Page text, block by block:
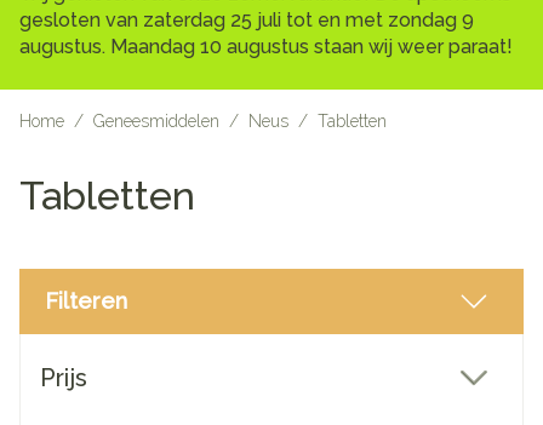
gesloten van zaterdag 25 juli tot en met zondag 9
augustus. Maandag 10 augustus staan wij weer paraat!
Home / Geneesmiddelen / Neus / Tabletten
Tabletten
Filteren
Prijs